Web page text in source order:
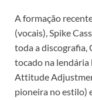
A formação
(vocais), Spike
toda a discografia,
tocado na
Attitude
pioneira no estilo)